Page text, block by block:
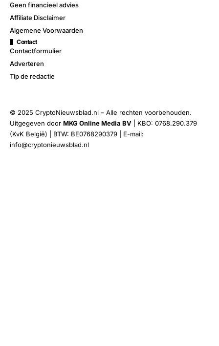
Geen financieel advies
Affiliate Disclaimer
Algemene Voorwaarden
Contact
Contactformulier
Adverteren
Tip de redactie
© 2025 CryptoNieuwsblad.nl – Alle rechten voorbehouden.
Uitgegeven door MKG Online Media BV | KBO: 0768.290.379
(KvK België) | BTW: BE0768290379 | E-mail:
info@cryptonieuwsblad.nl